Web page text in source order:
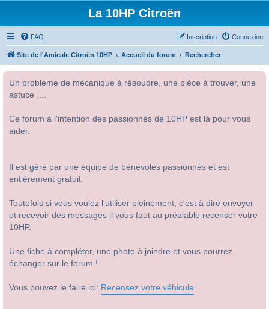
La 10HP Citroën
FAQ Connexion
Inscription
Site de l'Amicale Citroën 10HP Accueil du forum Rechercher
Un problème de mécanique à résoudre, une pièce à trouver, une
astuce ....
Ce forum à l'intention des passionnés de 10HP est là pour vous
aider.
Il est géré par une équipe de bénévoles passionnés et est
entièrement gratuit.
Toutefois si vous voulez l'utiliser pleinement, c'est à dire envoyer
et recevoir des messages il vous faut au préalable recenser votre
10HP.
Une fiche à compléter, une photo à joindre et vous pourrez
échanger sur le forum !
Vous pouvez le faire ici: Recensez votre véhicule